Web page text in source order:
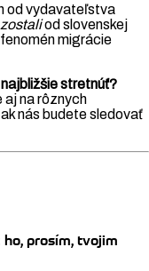
od vydavateľstva
od slovenskej
migrácie
stretnúť?
aj na rôznych
nás budete sledovať
prosím, tvojim